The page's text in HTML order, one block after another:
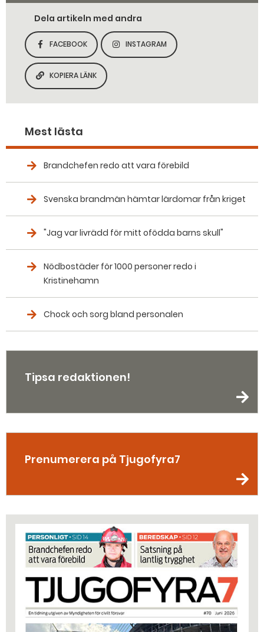
Dela artikeln med andra
DELA SIDAN PÅ
FACEBOOK
DELA SIDAN PÅ
INSTAGRAM
KOPIERA SIDANS LÄNK
KOPIERA LÄNK
Mest lästa
Brandchefen redo att vara förebild
Svenska brandmän hämtar lärdomar från kriget
"Jag var livrädd för mitt ofödda barns skull"
Nödbostäder för 1000 personer redo i
Kristinehamn
Chock och sorg bland personalen
Tipsa redaktionen!
Prenumerera på Tjugofyra7